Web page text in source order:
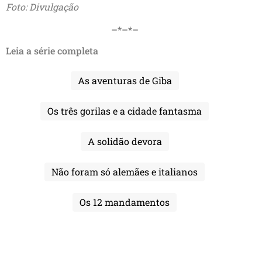
Foto: Divulgação
–*–*–
Leia a série completa
As aventuras de Giba
Os três gorilas e a cidade fantasma
A solidão devora
Não foram só alemães e italianos
Os 12 mandamentos